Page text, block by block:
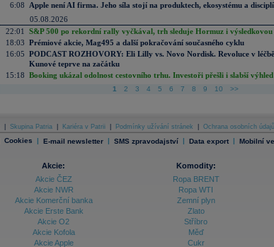
6:08
Apple není AI firma. Jeho síla stojí na produktech, ekosystému a
05.08.2026
22:01
S&P 500 po rekordní rally vyčkával, trh sleduje Hormuz i výsledkovou
18:03 Prémiové akcie, Mag495 a další pokračování současného cyklu
16:05 PODCAST ROZHOVORY: Eli Lilly vs. Novo Nordisk. Revoluce v
Kunové teprve na začátku
15:18 Booking ukázal odolnost cestovního trhu. Investoři přešli i slabší výhled
1 2 3 4 5 6 7 8 9 10 >>
Skupina Patria Kariéra v Patrii Podmínky užívání stránek Ochrana osobních údajů
Cookies | E-mail newsletter | SMS zpravodajství | Data export | Mobilní
Akcie:
Akcie ČEZ
Akcie NWR
Akcie Komerční banka
Akcie Erste Bank
Akcie O2
Akcie Kofola
Akcie Apple
Komodity:
Ropa BRENT
Ropa WTI
Zemní plyn
Zlato
Stříbro
Měď
Cukr